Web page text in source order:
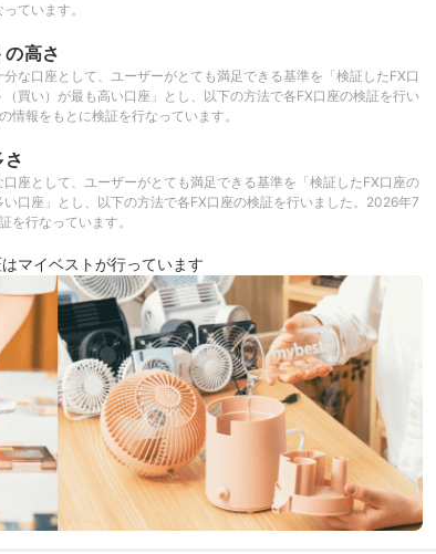
ています。
高さ
な口座として、ユーザーがとても満足できる基準を「検証したFX口
買い）が最も高い口座」とし、以下の方法で各FX口座の検証を行い
情報をもとに検証を行なっています。
座として、ユーザーがとても満足できる基準を「検証したFX口座の
口座」とし、以下の方法で各FX口座の検証を行いました。2026年7
を行なっています。
マイベストが行っています